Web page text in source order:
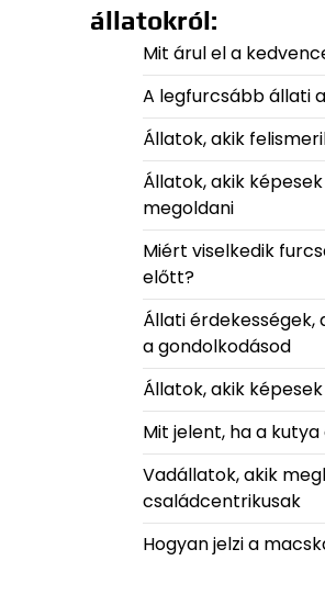
állatokról:
Mit árul el a
A legfurcsább állati
Állatok, akik
Állatok, akik
megoldani
Miért viselkedik
előtt?
Állati
a gondolkodásod
Állatok, akik
Mit jelent, ha a
Vadállatok, akik
családcentrikusak
Hogyan jelzi a